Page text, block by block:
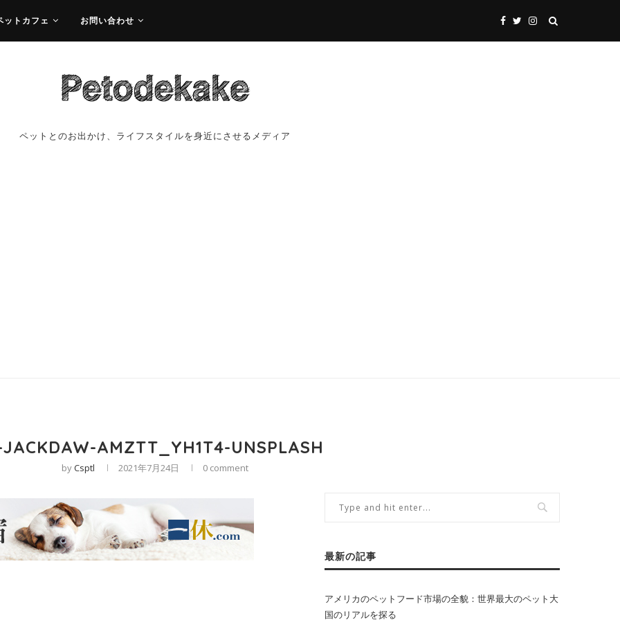
ットカフェ お問い合わせ
ペットとのお出かけ、ライフスタイルを身近にさせるメディア
AMZTT_YH1T4-UNSPLASH
byCsptl 2021年7月24日 0 comment
最新の記事
アメリカのペットフード市場の全貌：世界最大のペット大
国のリアルを探る